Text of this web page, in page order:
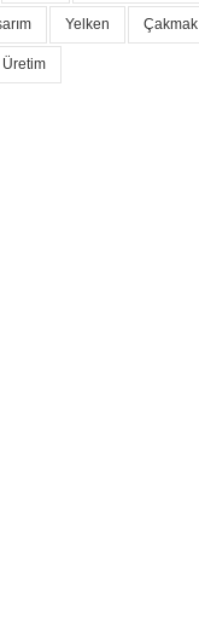
Yelken Çakmak
Üretim